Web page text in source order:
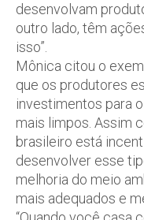
desenvolvam
outro lado, têm
isso”.
Mônica citou o
que os produtores
investimentos para
mais limpos. Assim
brasileiro está
desenvolver esse
melhoria do meio
mais adequados e